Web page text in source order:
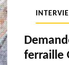
ferraille